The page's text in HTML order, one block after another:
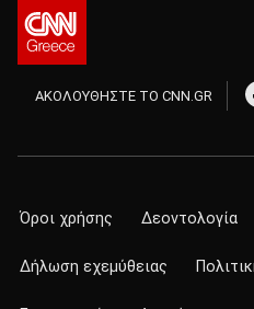
ΑΚΟΛΟΥΘΗΣΤΕ ΤΟ CNN.GR
Όροι χρήσης Δεοντολογία
Δήλωση εχεμύθειας